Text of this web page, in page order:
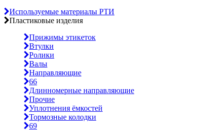
Используемые материалы РТИ
Пластиковые изделия
Прижимы этикеток
Втулки
Ролики
Валы
Направляющие
66
Длинномерные направляющие
Прочие
Уплотнения ёмкостей
Тормозные колодки
69